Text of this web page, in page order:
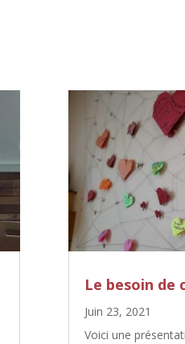
Le besoin de
Juin 23, 2021
Voici une